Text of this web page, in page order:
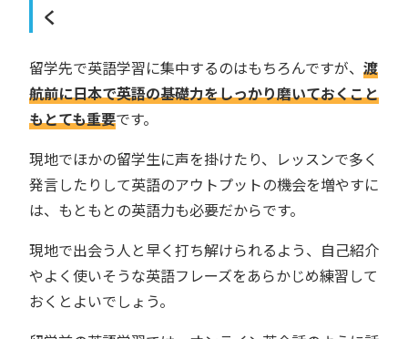
く
留学先で英語学習に集中するのはもちろんですが、 渡
航前に日本で英語の基礎力をしっかり磨いておくこと
もとても重要です。
現地でほかの留学生に声を掛けたり、レッスンで多く
発言したりして英語のアウトプットの機会を増やすに
は、もともとの英語力も必要だからです。
現地で出会う人と早く打ち解けられるよう、自己紹介
やよく使いそうな英語フレーズをあらかじめ練習して
おくとよいでしょう。